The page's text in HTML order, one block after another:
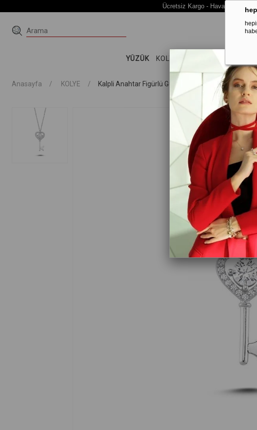
Ücretsiz Kargo - Havale /Eft
YÜZÜK KOLYE
Anasayfa KOLYE Kalpli Anahtar Figürlü Gümüş Kolye